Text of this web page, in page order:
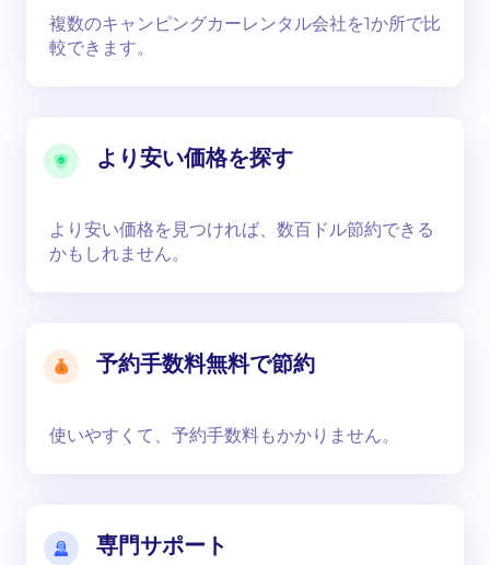
複数のキャンピングカーレンタル会社を1か所で比
較できます。
より安い価格を探す
より安い価格を見つければ、数百ドル節約できる
かもしれません。
予約手数料無料で節約
使いやすくて、予約手数料もかかりません。
専門サポート